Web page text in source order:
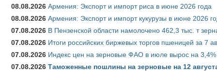
08.08.2026 Армения: Экспорт и импорт риса в июне 2026 года
08.08.2026 Армения: Экспорт и импорт кукурузы в июне 2026
07.08.2026 В Пензенской области намолочено 462,3 тыс. т
07.08.2026 Итоги российских биржевых торгов пшеницей за 7
07.08.2026 Индекс цен на зерновые ФАО в июле вырос на 3,4%
07.08.2026 Таможенные пошлины на зерновые на 12